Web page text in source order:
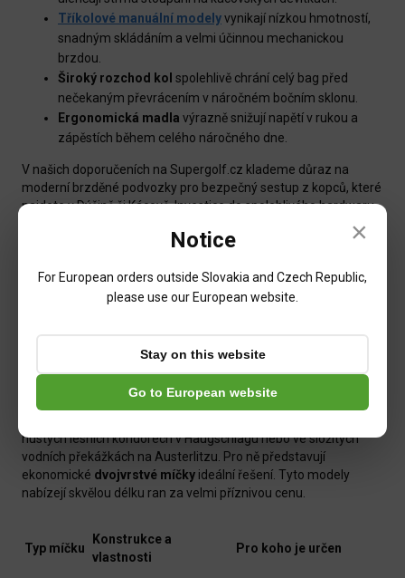
Tříkolové manuální modelyvynikají nízkou hmotností,
snadným skládáním a velmi účinnou mechanickou
brzdou.
Široký rozchod kol spolehlivě chrání celý bag před
nečekaným převrácením v náročném bočním sklonu.
Ergonomická madla výrazně snižují napětí v rukou a
zápěstích během celého náročného dne.
V našich doporučeních na Supergolf.cz klademe důraz na
moderní brzděné podvozky pro bezpečný sestup z kopců, které
najdete v Dýšině či Kácově. Investice do spolehlivého hardwaru
jamkami. Správný výběr vozíku vám pomáhá udržet
Vaše tělo vám po osmnácti odehraných jamkách upřímně
na green. Náš tým dělí míčky podle herní úrovně a designu
hustých lesních koridorech v Haugschlagu nebo ve složitých
vodních překážkách na Austerlitzu. Pro ně představují
ekonomické dvojvrstvé míčky ideální řešení. Tyto modely
nabízejí skvělou délku ran za velmi příznivou cenu.
Typ míčku
Konstrukce a
vlastnosti
Pro koho je určen
×
Notice
For European orders outside Slovakia and Czech Republic,
please use our European website.
Stay on this website
Go to European website